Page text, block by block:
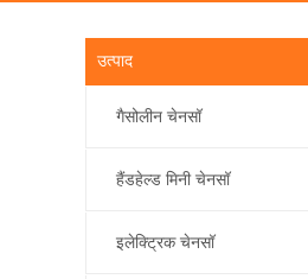
उत्पाद
गैसोलीन चेनसॉ
हैंडहेल्ड मिनी चेनसॉ
इलेक्ट्रिक चेनसॉ